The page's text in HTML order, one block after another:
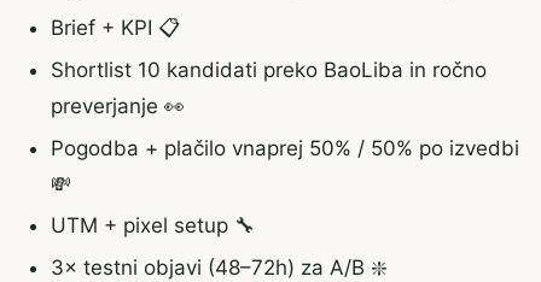
Brief + KPI 📋
Shortlist 10 kandidati preko BaoLiba in ročno
preverjanje 👀
Pogodba + plačilo vnaprej 50% / 50% po izvedbi
💸
UTM + pixel setup 🔧
3× testni objavi (48–72h) za A/B ❇️